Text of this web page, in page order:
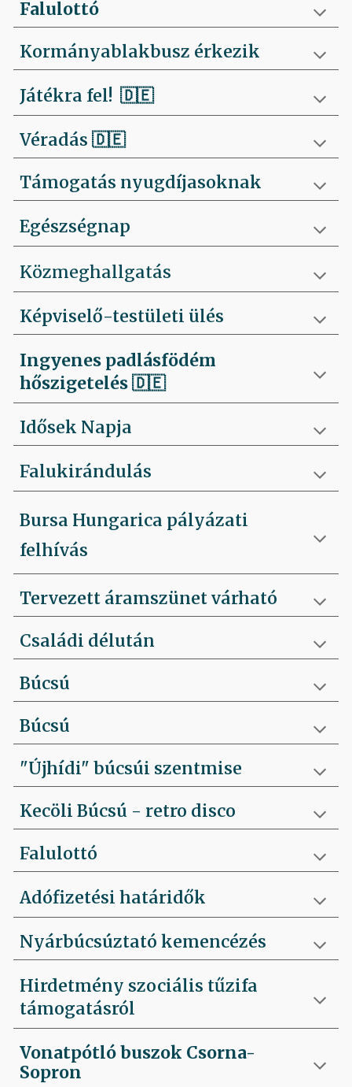
Falulottó
Kormányablakbusz érkezik
Játékra fel!🇩🇪
Véradás🇩🇪
Támogatás nyugdíjasoknak
Egészségnap
Közmeghallgatás
Képviselő-testületi ülés
Ingyenes padlásfödém
hőszigetelés🇩🇪
Idősek Napja
Falukirándulás
Bursa Hungarica pályázati
felhívás
Tervezett áramszünet várható
Családi délután
Búcsú
Búcsú
"Újhídi" búcsúi szentmise
Kecöli Búcsú - retro disco
Falulottó
Adófizetési határidők
Nyárbúcsúztató kemencézés
Hirdetmény szociális tűzifa
támogatásról
Vonatpótló buszok Csorna-
Sopron